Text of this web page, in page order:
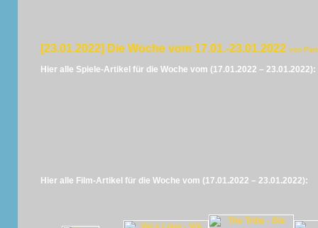
[23.01.2022] Die Woche vom 17.01.-23.01.2022 von
Hier alle Spiele-Artikel für die Woche vom (17.01.2022 – 23.01.2022):
Hier alle Film-Artikel für die Woche vom (17.01.2022 – 23.01.2022):